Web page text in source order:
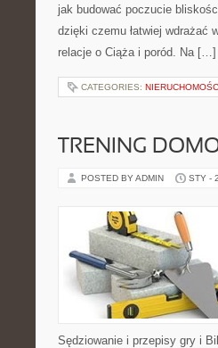
jak budować poczucie
dzięki czemu łatwiej wdrażać
relacje o Ciąża i poród. Na […]
CATEGORIES:
TRENING
POSTED BY ADMIN STY -
Sędziowanie i przepisy gry i